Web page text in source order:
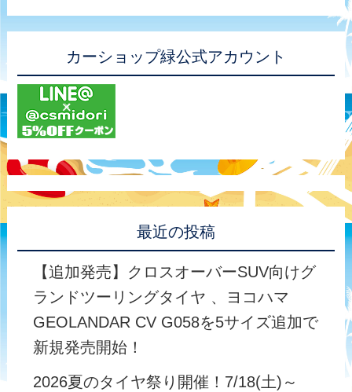
カーショップ緑公式アカウント
最近の投稿
【追加発売】クロスオーバーSUV向けグ
ランドツーリングタイヤ 、ヨコハマ
GEOLANDAR CV G058を5サイズ追加で
新規発売開始！
2026夏のタイヤ祭り開催！7/18(土)～